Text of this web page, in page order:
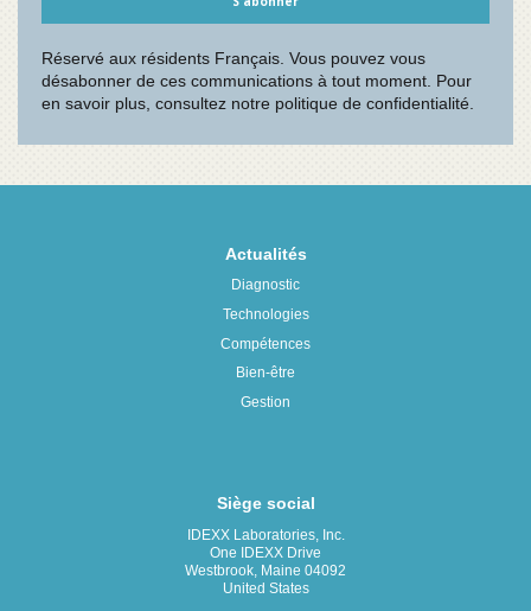
Actualités
Diagnostic
Technologies
Compétences
Bien-être
Gestion
Siège social
IDEXX Laboratories, Inc.
One IDEXX Drive
Westbrook, Maine 04092
United States